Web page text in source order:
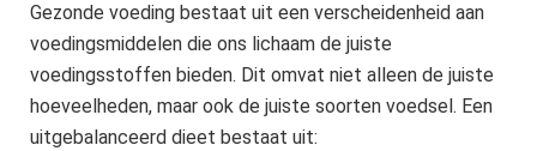
Gezonde voeding bestaat uit een verscheidenheid aan
voedingsmiddelen die ons lichaam de juiste
voedingsstoffen bieden. Dit omvat niet alleen de juiste
hoeveelheden, maar ook de juiste soorten voedsel. Een
uitgebalanceerd dieet bestaat uit: